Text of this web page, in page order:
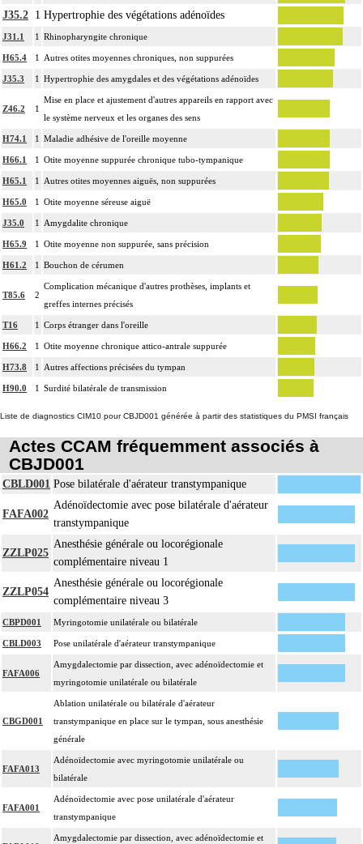
J35.2 1 Hypertrophie des végétations adénoïdes
J31.1 1 Rhinopharyngite chronique
H65.4 1 Autres otites moyennes chroniques, non suppurées
J35.3 1 Hypertrophie des amygdales et des végétations adénoïdes
Z46.2 1
Mise en place et ajustement d'autres appareils en rapport avec
le système nerveux et les organes des sens
H74.1 1 Maladie adhésive de l'oreille moyenne
H66.1 1 Otite moyenne suppurée chronique tubo-tympanique
H65.1 1 Autres otites moyennes aiguës, non suppurées
H65.0 1 Otite moyenne séreuse aiguë
J35.0 1 Amygdalite chronique
H65.9 1 Otite moyenne non suppurée, sans précision
H61.2 1 Bouchon de cérumen
T85.6 2
Complication mécanique d'autres prothèses, implants et
greffes internes précisés
T16 1 Corps étranger dans l'oreille
H66.2 1 Otite moyenne chronique attico-antrale suppurée
H73.8 1 Autres affections précisées du tympan
H90.0 1 Surdité bilatérale de transmission
Liste de diagnostics CIM10 pour CBJD001 générée à partir des statistiques du PMSI français
Actes CCAM fréquemment associés à
CBJD001
CBLD001 Pose bilatérale d'aérateur transtympanique
FAFA002
Adénoïdectomie avec pose bilatérale d'aérateur
transtympanique
ZZLP025
Anesthésie générale ou locorégionale
complémentaire niveau 1
ZZLP054
Anesthésie générale ou locorégionale
complémentaire niveau 3
CBPD001 Myringotomie unilatérale ou bilatérale
CBLD003 Pose unilatérale d'aérateur transtympanique
FAFA006
Amygdalectomie par dissection, avec adénoïdectomie et
myringotomie unilatérale ou bilatérale
CBGD001
Ablation unilatérale ou bilatérale d'aérateur
transtympanique en place sur le tympan, sous anesthésie
générale
FAFA013
Adénoïdectomie avec myringotomie unilatérale ou
bilatérale
FAFA001
Adénoïdectomie avec pose unilatérale d'aérateur
transtympanique
Amygdalectomie par dissection, avec adénoïdectomie et